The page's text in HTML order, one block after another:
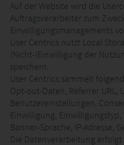
Auf der Website wird die
Auftragsverarbeiter zum
Einwilligungsmanagements
User Centrics nutzt Local
(Nicht-)Einwilligung der
speichern.
User Centrics sammelt
Opt-out-Daten, Referrer URL,
Benutzereinstellungen,
Einwilligung,
Banner-Sprache, IP-Adresse,
Die Datenverarbeitung